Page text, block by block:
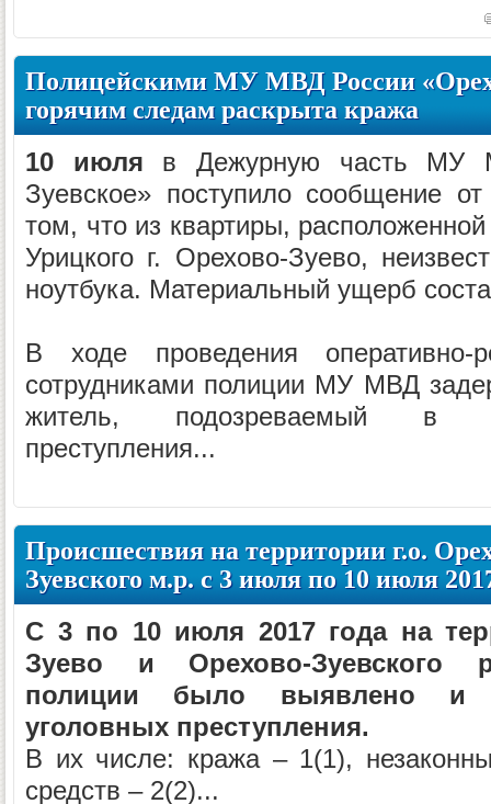
Полицейскими МУ МВД России
горячим следам раскрыта кража
10 июля в Дежурную часть МУ
Зуевское» поступило сообщение
том, что из квартиры,
Урицкого г. Орехово-Зуево,
ноутбука. Материальный ущерб
В ходе проведения оперативно-
сотрудниками полиции МУ МВД
житель, подозреваемый в
преступления...
Происшествия на территории г.о.
Зуевского м.р. с 3 июля по 10 июля
С 3 по 10 июля 2017 года на
Зуево и Орехово-Зуевского
полиции было выявлено и
уголовных преступления.
В их числе: кража – 1(1),
средств – 2(2)...